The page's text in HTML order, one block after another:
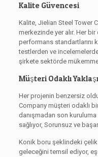
Kalite Güvencesi
Kalite, Jielian Steel Tower
merkezinde yer alır. Her
performans standartlarını
testlerden ve
şirkete sektörde
Müşteri Odaklı
Her projenin benzersiz
Company müşteri odaklı
danışmadan son
sağlıyor, Sorunsuz ve
Konik boru şeklindeki
geleceğini temsil ediyor,